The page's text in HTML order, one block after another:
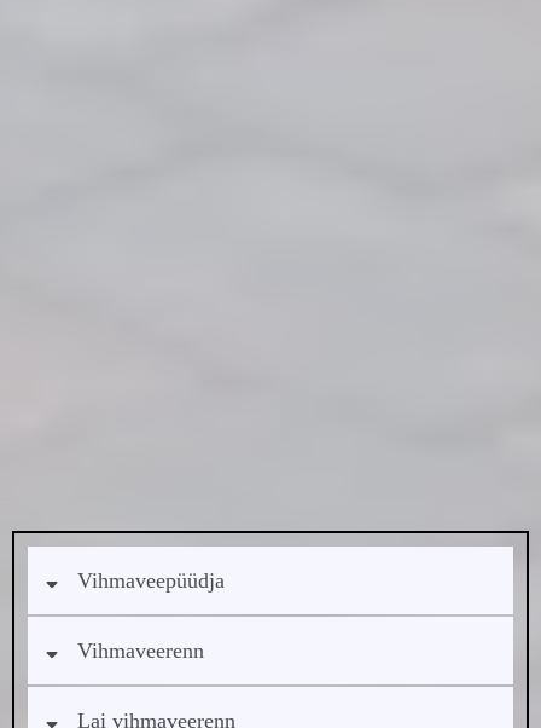
Vihmaveepüüdja
Vihmaveerenn
Lai vihmaveerenn